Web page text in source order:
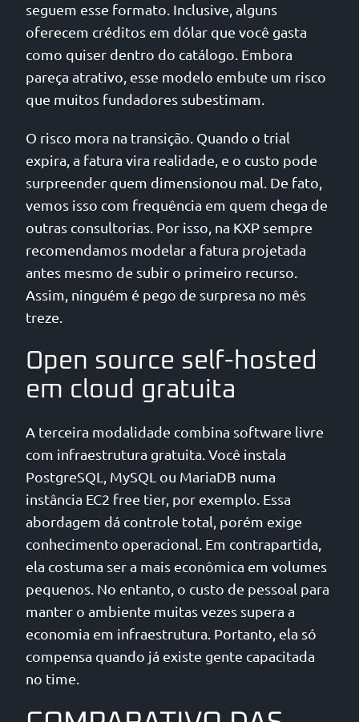
seguem esse formato. Inclusive, alguns
oferecem créditos em dólar que você gasta
como quiser dentro do catálogo. Embora
pareça atrativo, esse modelo embute um risco
que muitos fundadores subestimam.
O risco mora na transição. Quando o trial
expira, a fatura vira realidade, e o custo pode
surpreender quem dimensionou mal. De fato,
vemos isso com frequência em quem chega de
outras consultorias. Por isso, na KXP sempre
recomendamos modelar a fatura projetada
antes mesmo de subir o primeiro recurso.
Assim, ninguém é pego de surpresa no mês
treze.
Open source self-hosted
em cloud gratuita
A terceira modalidade combina software livre
com infraestrutura gratuita. Você instala
PostgreSQL, MySQL ou MariaDB numa
instância EC2 free tier, por exemplo. Essa
abordagem dá controle total, porém exige
conhecimento operacional. Em contrapartida,
ela costuma ser a mais econômica em volumes
pequenos. No entanto, o custo de pessoal para
manter o ambiente muitas vezes supera a
economia em infraestrutura. Portanto, ela só
compensa quando já existe gente capacitada
no time.